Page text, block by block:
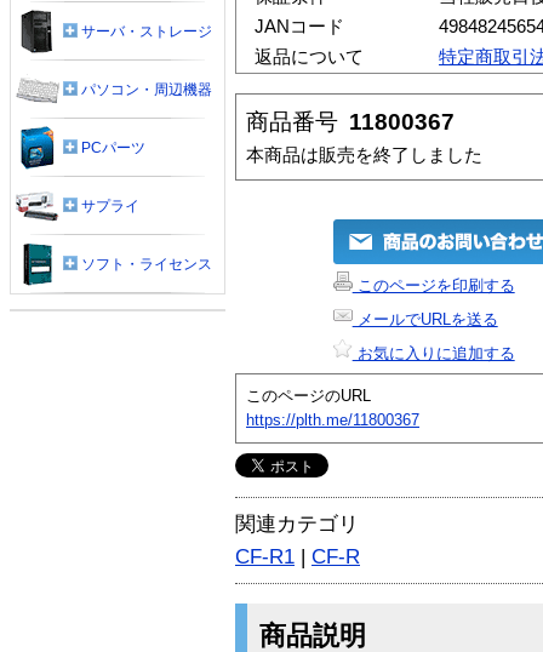
JANコード
返品について
特定商取引
商品番号 11800367
本商品は販売を終了しました
このページを印刷する
メールでURLを送る
お気に入りに追加する
このページのURL
https://plth.me/11800367
関連カテゴリ
CF-R1 | CF-R
商品説明
サーバ・ストレージ
パソコン・周辺機器
PCパーツ
サプライ
ソフト・ライセンス